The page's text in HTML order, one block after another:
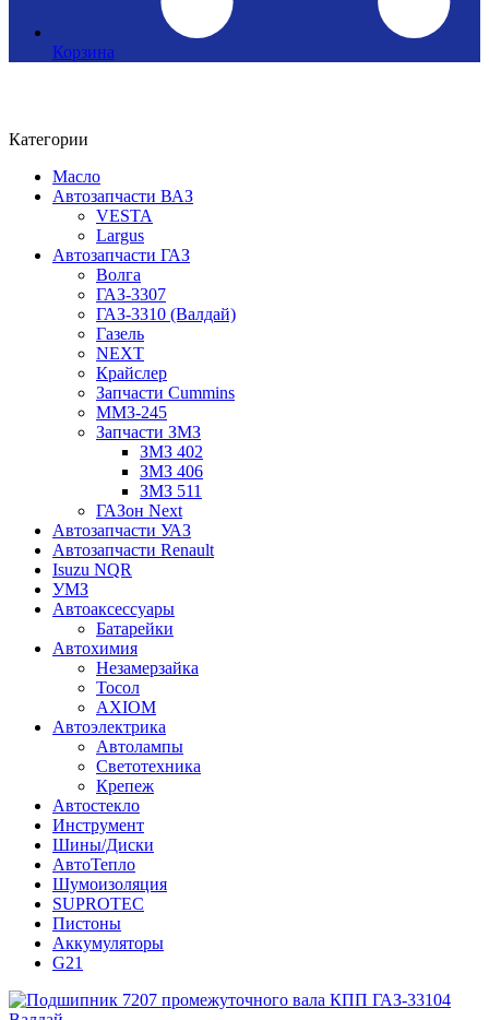
Корзина
Категории
Масло
Автозапчасти ВАЗ
VESTA
Largus
Автозапчасти ГАЗ
Волга
ГАЗ-3307
ГАЗ-3310 (Валдай)
Газель
NEXT
Крайслер
Запчасти Cummins
ММЗ-245
Запчасти ЗМЗ
ЗМЗ 402
ЗМЗ 406
ЗМЗ 511
ГАЗон Next
Автозапчасти УАЗ
Автозапчасти Renault
Isuzu NQR
УМЗ
Автоаксессуары
Батарейки
Автохимия
Незамерзайка
Тосол
AXIOM
Автоэлектрика
Автолампы
Светотехника
Крепеж
Автостекло
Инструмент
Шины/Диски
АвтоТепло
Шумоизоляция
SUPROTEC
Пистоны
Аккумуляторы
G21